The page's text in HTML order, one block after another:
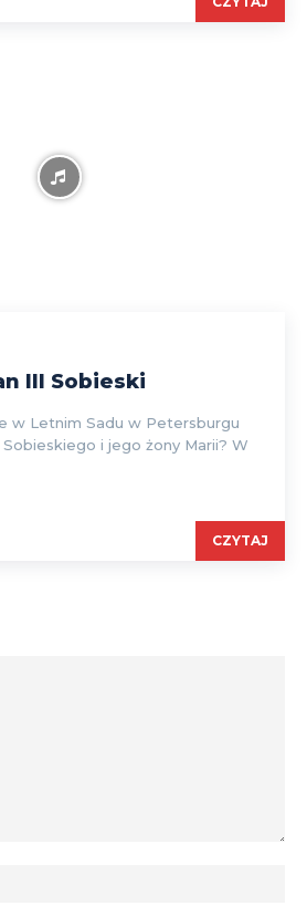
III Sobieski
w Letnim Sadu w Petersburgu
i jego żony Marii? W
CZYTAJ